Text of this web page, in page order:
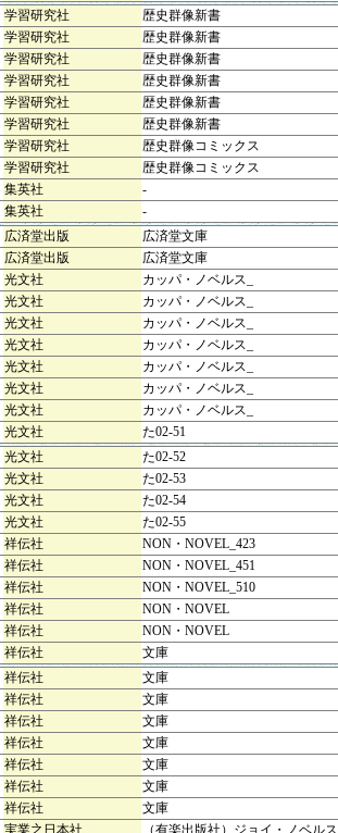
学習研究社 歴史群像新書
学習研究社 歴史群像新書
学習研究社 歴史群像新書
学習研究社 歴史群像新書
学習研究社 歴史群像新書
学習研究社 歴史群像新書
学習研究社 歴史群像コミックス
学習研究社 歴史群像コミックス
集英社 -
集英社 -
広済堂出版 広済堂文庫
広済堂出版 広済堂文庫
光文社 カッパ・ノベルス_
光文社 カッパ・ノベルス_
光文社 カッパ・ノベルス_
光文社 カッパ・ノベルス_
光文社 カッパ・ノベルス_
光文社 カッパ・ノベルス_
光文社 カッパ・ノベルス_
光文社 た02-51
光文社 た02-52
光文社 た02-53
光文社 た02-54
光文社 た02-55
祥伝社 NON・NOVEL_423
祥伝社 NON・NOVEL_451
祥伝社 NON・NOVEL_510
祥伝社 NON・NOVEL
祥伝社 NON・NOVEL
祥伝社 文庫
祥伝社 文庫
祥伝社 文庫
祥伝社 文庫
祥伝社 文庫
祥伝社 文庫
祥伝社 文庫
祥伝社 文庫
実業之日本社 （有楽出版社）ジョイ・ノベルス